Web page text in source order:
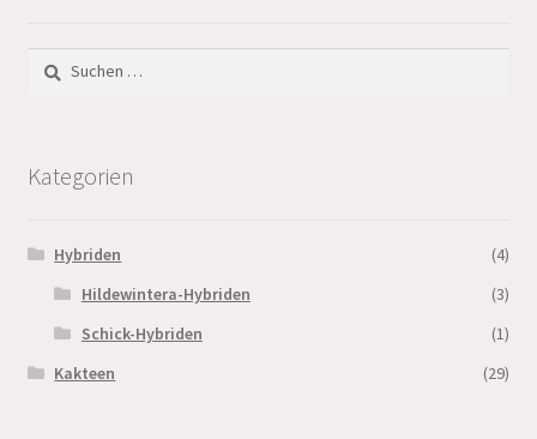
nach:
Kategorien
Hybriden
(4)
Hildewintera-Hybriden
(3)
Schick-Hybriden
(1)
Kakteen
(29)